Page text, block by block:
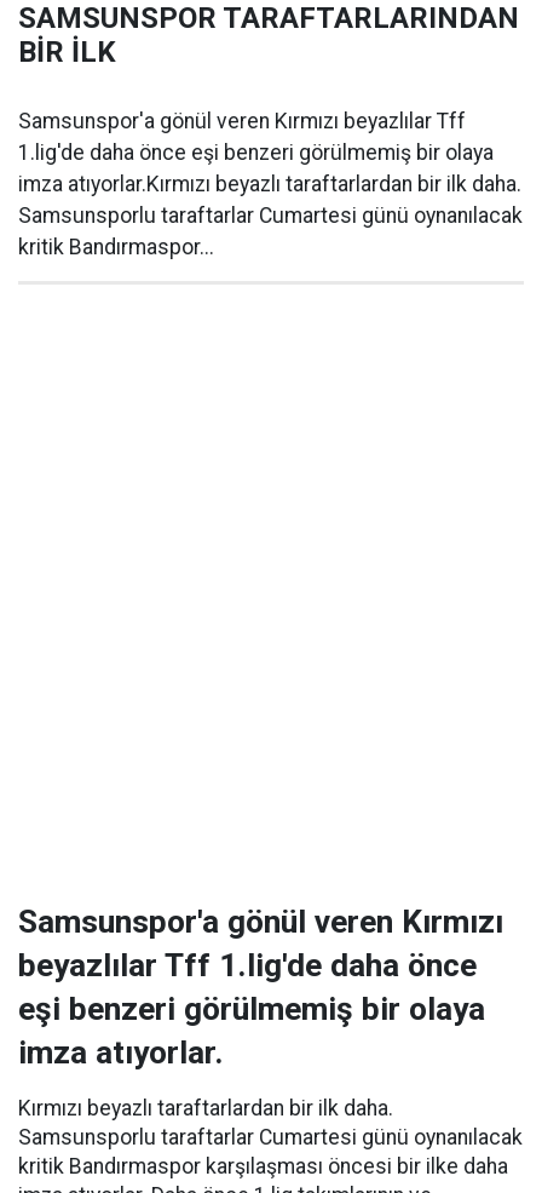
SAMSUNSPOR TARAFTARLARINDAN
BİR İLK
Samsunspor'a gönül veren Kırmızı beyazlılar Tff
1.lig'de daha önce eşi benzeri görülmemiş bir olaya
imza atıyorlar.Kırmızı beyazlı taraftarlardan bir ilk daha.
Samsunsporlu taraftarlar Cumartesi günü oynanılacak
kritik Bandırmaspor...
Samsunspor'a gönül veren Kırmızı
beyazlılar Tff 1.lig'de daha önce
eşi benzeri görülmemiş bir olaya
imza atıyorlar.
Kırmızı beyazlı taraftarlardan bir ilk daha.
Samsunsporlu taraftarlar Cumartesi günü oynanılacak
kritik Bandırmaspor karşılaşması öncesi bir ilke daha